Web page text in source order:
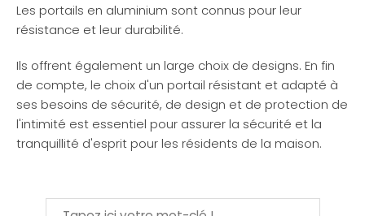
Les portails en aluminium sont connus pour leur
résistance et leur durabilité.
Ils offrent également un large choix de designs. En fin
de compte, le choix d'un portail résistant et adapté à
ses besoins de sécurité, de design et de protection de
l'intimité est essentiel pour assurer la sécurité et la
tranquillité d'esprit pour les résidents de la maison.